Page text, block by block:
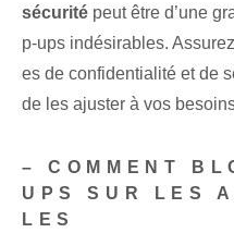
sécurité peut être d’une
p-ups indésirables.
es de confidentialité et de
de les ajuster à vos
– COMMENT
UPS SUR LES
LES